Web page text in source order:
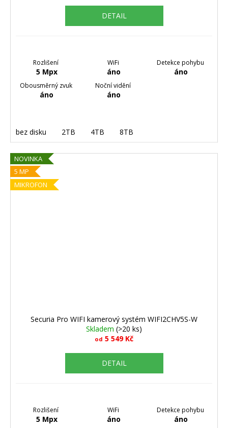
DETAIL
Rozlišení
5 Mpx
WiFi
áno
Detekce pohybu
áno
Obousměrný zvuk
áno
Noční vidění
áno
bez disku 2TB 4TB 8TB
NOVINKA
5 MP
MIKROFON
Securia Pro WIFI kamerový systém WIFI2CHV5S-W
Skladem (>20 ks)
od 5 549 Kč
DETAIL
Rozlišení
5 Mpx
WiFi
áno
Detekce pohybu
áno